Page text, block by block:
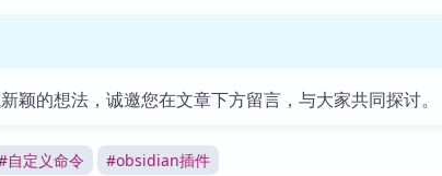
颖的想法，诚邀您在文章下方留言，与大家共同探讨。
自定义命令 #obsidian插件